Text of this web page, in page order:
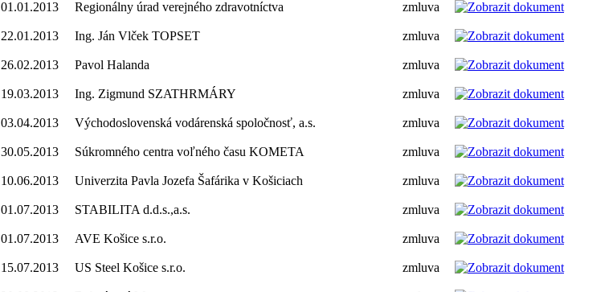
01.01.2013 Regionálny úrad verejného zdravotníctva
zmluva
22.01.2013 Ing. Ján Vlček TOPSET
zmluva
26.02.2013 Pavol Halanda
zmluva
19.03.2013 Ing. Zigmund SZATHRMÁRY
zmluva
03.04.2013 Východoslovenská vodárenská spoločnosť, a.s.
zmluva
30.05.2013 Súkromného centra voľného času KOMETA
zmluva
10.06.2013 Univerzita Pavla Jozefa Šafárika v Košiciach
zmluva
01.07.2013 STABILITA d.d.s.,a.s.
zmluva
01.07.2013 AVE Košice s.r.o.
zmluva
15.07.2013 US Steel Košice s.r.o.
zmluva